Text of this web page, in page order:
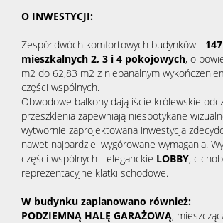
O INWESTYCJI:
Zespół dwóch komfortowych budynków -
mieszkalnych 2, 3 i 4 pokojowych, o
m2 do 62,83 m2 z niebanalnym
części wspólnych.
Obwodowe balkony dają iście królewskie
przeszklenia zapewniają niespotykane
wytwornie zaprojektowana inwestycja
nawet najbardziej wygórowane wymagania.
części wspólnych - eleganckie LOBBY,
reprezentacyjne klatki schodowe.
W budynku zaplanowano również:
PODZIEMNĄ HALĘ GARAŻOWĄ,